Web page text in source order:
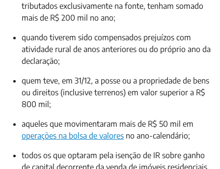
tributados exclusivamente na fonte, tenham somado
mais de R$ 200 mil no ano;
quando tiverem sido compensados prejuízos com
atividade rural de anos anteriores ou do próprio ano da
declaração;
quem teve, em 31/12, a posse ou a propriedade de bens
ou direitos (inclusive terrenos) em valor superior a R$
800 mil;
aqueles que movimentaram mais de R$ 50 mil em
operações na bolsa de valores no ano-calendário;
todos os que optaram pela isenção de IR sobre ganho
de capital decorrente da venda de imóveis residenciais,